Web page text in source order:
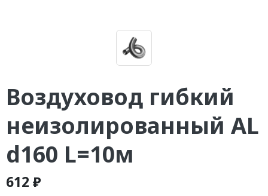
Воздуховод гибкий
неизолированный AL
d160 L=10м
612 ₽